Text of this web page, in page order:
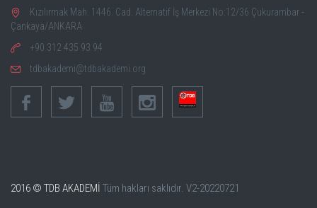
Kızılırmak Mah. 1446. Cad. Alternatif İş Merkezi No:12/36 Çukurambar -
Çankaya/ANKARA
+90 312 435 93 94
tdbakademi@tdbakademi.org
2016 © TDB AKADEMİ Tüm hakları saklıdır. V2-20220721